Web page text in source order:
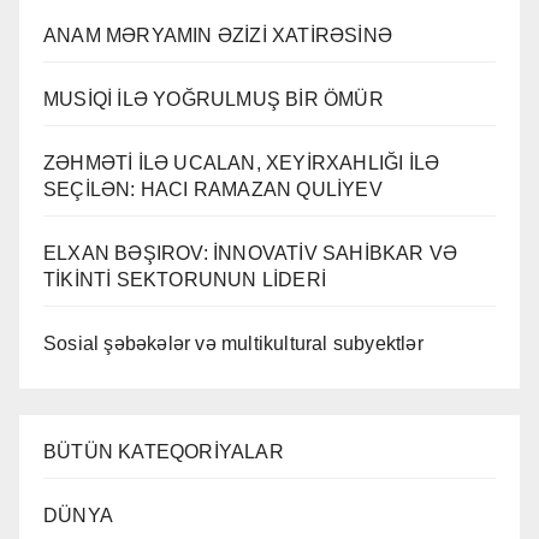
ANAM MƏRYAMIN ƏZİZİ XATİRƏSİNƏ
MUSİQİ İLƏ YOĞRULMUŞ BİR ÖMÜR
ZƏHMƏTİ İLƏ UCALAN, XEYİRXAHLIĞI İLƏ
SEÇİLƏN: HACI RAMAZAN QULİYEV
ELXAN BƏŞIROV: İNNOVATİV SAHİBKAR VƏ
TİKİNTİ SEKTORUNUN LİDERİ
Sosial şəbəkələr və multikultural subyektlər
BÜTÜN KATEQORİYALAR
DÜNYA